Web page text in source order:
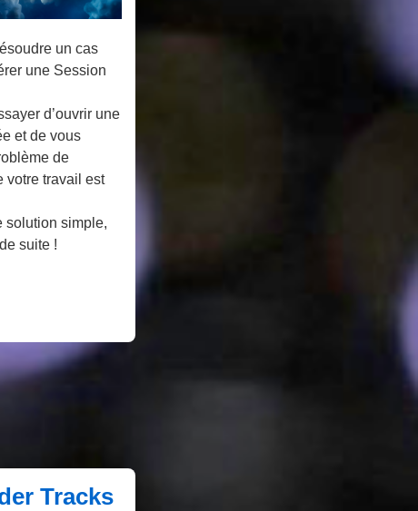
un cas
une Session
d’ouvrir une
et de vous
de
votre travail est
solution simple,
suite !
Tracks